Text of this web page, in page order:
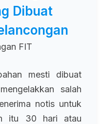
Dibuat
FIT
mesti dibuat
salah
notis untuk
itu 30 hari atau